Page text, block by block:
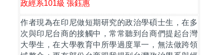
政經系101級 張鈺惠
作者現為在印尼做短期研究的政治學碩士生，在多
次與印尼台商的接觸中，常常聽到台商們提起台灣
大學生，在大學教育中所學過度單一，無法做跨領